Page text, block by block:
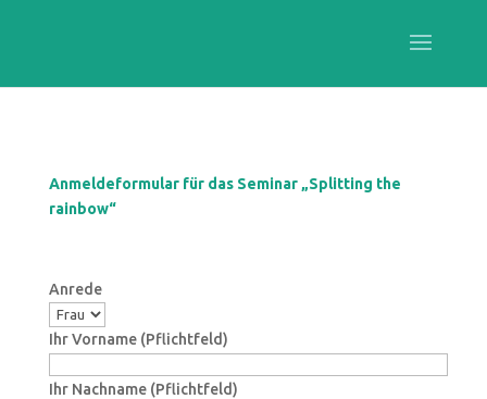
Anmeldeformular für das Seminar „Splitting the
rainbow“
Anrede
Ihr Vorname (Pflichtfeld)
Ihr Nachname (Pflichtfeld)